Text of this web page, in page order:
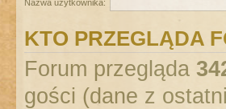
Nazwa użytkownika:
KTO PRZEGLĄDA
Forum przegląda
gości (dane z